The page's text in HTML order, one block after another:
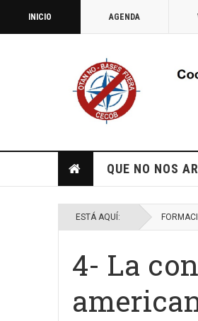
INICIO AGENDA
QUE NO NOS
ESTÁ AQUÍ:
4- La